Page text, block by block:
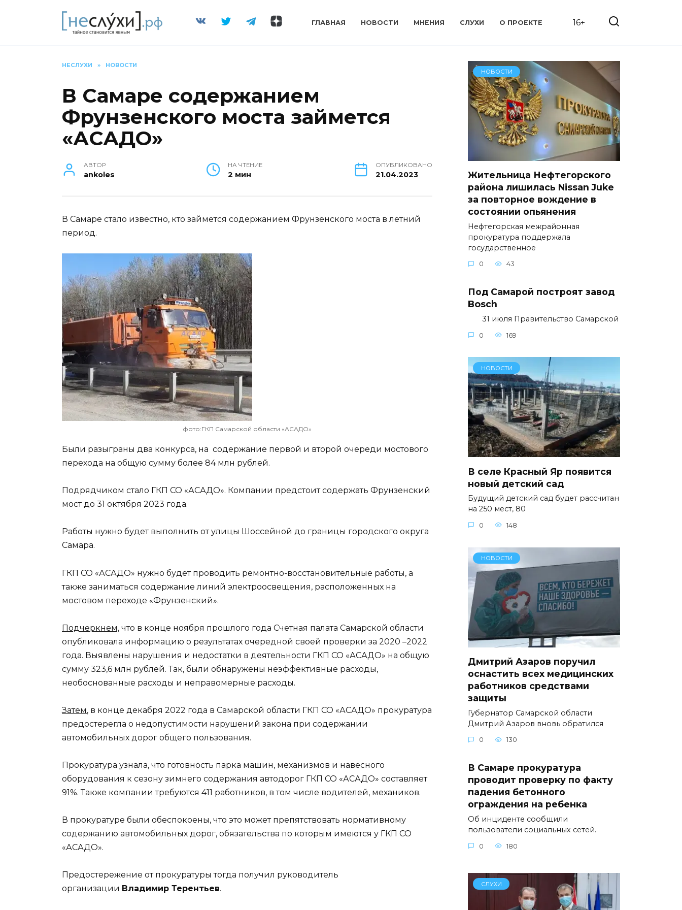
ГЛАВНАЯ НОВОСТИ МНЕНИЯ СЛУХИ О ПРОЕКТЕ 16+
НЕСЛУХИ » НОВОСТИ
В Самаре содержанием
Фрунзенского моста займется
«АСАДО»
АВТОР
ankoles
НА ЧТЕНИЕ
2 мин
ОПУБЛИКОВАНО
21.04.2023
В Самаре стало известно, кто займется содержанием Фрунзенского моста в летний
период.
фото:ГКП Самарской области «АСАДО»
Были разыграны два конкурса, на содержание первой и второй очереди мостового
перехода на общую сумму более 84 млн рублей.
Подрядчиком стало ГКП СО «АСАДО». Компании предстоит содержать Фрунзенский
мост до 31 октября 2023 года.
Работы нужно будет выполнить от улицы Шоссейной до границы городского округа
Самара.
ГКП СО «АСАДО» нужно будет проводить ремонтно-восстановительные работы, а
также заниматься содержание линий электроосвещения, расположенных на
мостовом переходе «Фрунзенский».
Подчеркнем, что в конце ноября прошлого года Счетная палата Самарской области
опубликовала информацию о результатах очередной своей проверки за 2020 –2022
года. Выявлены нарушения и недостатки в деятельности ГКП СО «АСАДО» на общую
сумму 323,6 млн рублей. Так, были обнаружены неэффективные расходы,
необоснованные расходы и неправомерные расходы.
Затем, в конце декабря 2022 года в Самарской области ГКП СО «АСАДО» прокуратура
предостерегла о недопустимости нарушений закона при содержании
автомобильных дорог общего пользования.
Прокуратура узнала, что готовность парка машин, механизмов и навесного
оборудования к сезону зимнего содержания автодорог ГКП СО «АСАДО» составляет
91%. Также компании требуются 411 работников, в том числе водителей, механиков.
В прокуратуре были обеспокоены, что это может препятствовать нормативному
содержанию автомобильных дорог, обязательства по которым имеются у ГКП СО
«АСАДО».
Предостережение от прокуратуры тогда получил руководитель
организации Владимир Терентьев.
НОВОСТИ
Жительница Нефтегорского
района лишилась Nissan Juke
за повторное вождение в
состоянии опьянения
Нефтегорская межрайонная
прокуратура поддержала
государственное
0 43
Под Самарой построят завод
Bosch
31 июля Правительство Самарской
0 169
НОВОСТИ
В селе Красный Яр появится
новый детский сад
Будущий детский сад будет рассчитан
на 250 мест, 80
0 148
НОВОСТИ
Дмитрий Азаров поручил
оснастить всех медицинских
работников средствами
защиты
Губернатор Самарской области
Дмитрий Азаров вновь обратился
0 130
В Самаре прокуратура
проводит проверку по факту
падения бетонного
ограждения на ребенка
Об инциденте сообщили
пользователи социальных сетей.
0 180
СЛУХИ